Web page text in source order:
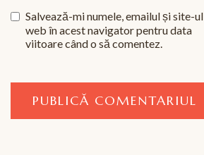
Salvează-mi numele, emailul și site-ul
web în acest navigator pentru data
viitoare când o să comentez.